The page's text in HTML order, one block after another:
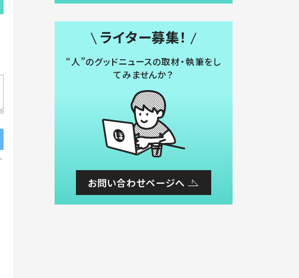
ライター募集！
“人”のグッドニュースの取材・執筆をし
てみませんか？
お問い合わせページへ